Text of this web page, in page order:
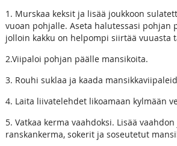
1. Murskaa keksit ja lisää joukkoon
vuoan pohjalle. Aseta halutessasi pohjan
jolloin kakku on helpompi siirtää vuuasta
2.Viipaloi pohjan päälle mansikoita.
3. Rouhi suklaa ja kaada
4. Laita liivatelehdet likoamaan kylmään
5. Vatkaa kerma vaahdoksi. Lisää
ranskankerma, sokerit ja soseutetut